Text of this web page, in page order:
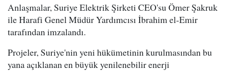
Anlaşmalar, Suriye Elektrik Şirketi CEO'su Ömer Şakruk
ile Harafi Genel Müdür Yardımcısı İbrahim el-Emir
tarafından imzalandı.
Projeler, Suriye'nin yeni hükümetinin kurulmasından bu
yana açıklanan en büyük yenilenebilir enerji